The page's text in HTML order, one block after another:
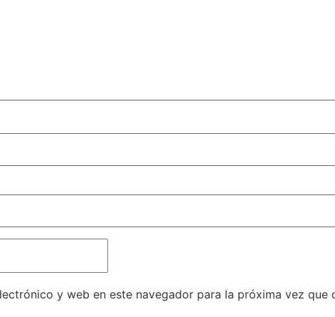
y web en este navegador para la próxima vez que